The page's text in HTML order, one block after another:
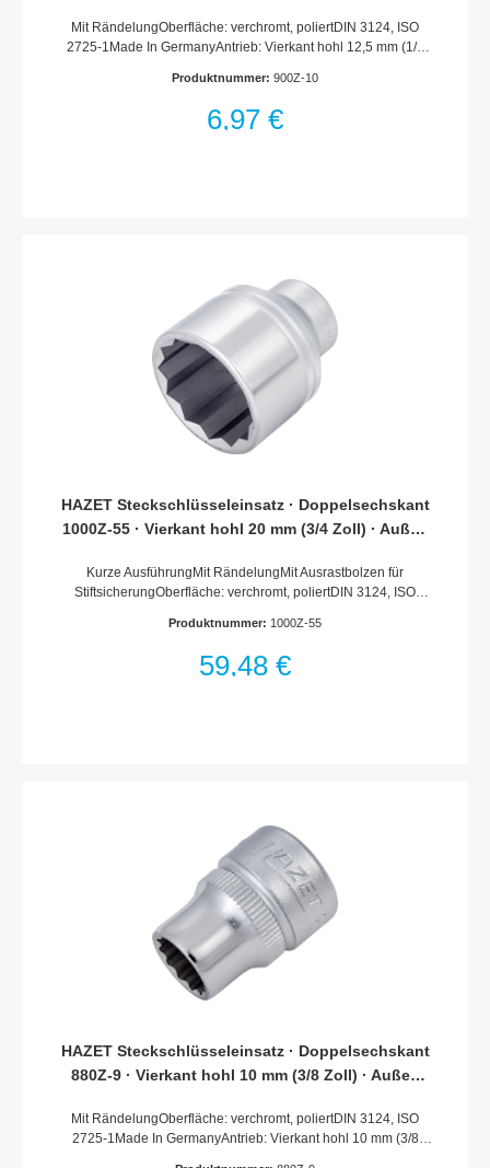
Mit RändelungOberfläche: verchromt, poliertDIN 3124, ISO
2725-1Made In GermanyAntrieb: Vierkant hohl 12,5 mm (1/2
TractionsprofilSchlüsselweite: 10 mmAbmessungen / Länge:
(am Antrieb): 22 mmNetto-Gewicht (kg): 0.05 kgFür
Produktnummer: 900Z-10
6,97 €
HAZET Steckschlüsseleinsatz · Doppelsechskant
1000Z-55 · Vierkant hohl 20 mm (3/4 Zoll) · Außen
Kurze AusführungMit RändelungMit Ausrastbolzen für
StiftsicherungOberfläche: verchromt, poliertDIN 3124, ISO
Zoll)Abtrieb: Außen-Doppel-Sechskant ProfilSchlüsselweite: 55
Abtrieb): 73.5 mmDurchmesser d2 (am Antrieb): 45 mmNetto-
Produktnummer: 1000Z-55
59,48 €
HAZET Steckschlüsseleinsatz · Doppelsechskant
880Z-9 · Vierkant hohl 10 mm (3/8 Zoll) · Außen
Mit RändelungOberfläche: verchromt, poliertDIN 3124, ISO
2725-1Made In GermanyAntrieb: Vierkant hohl 10 mm (3/8